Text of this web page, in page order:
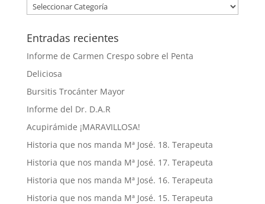
Entradas recientes
Informe de Carmen Crespo sobre el Penta
Deliciosa
Bursitis Trocánter Mayor
Informe del Dr. D.A.R
Acupirámide ¡MARAVILLOSA!
Historia que nos manda Mª José. 18. Terapeuta
Historia que nos manda Mª José. 17. Terapeuta
Historia que nos manda Mª José. 16. Terapeuta
Historia que nos manda Mª José. 15. Terapeuta